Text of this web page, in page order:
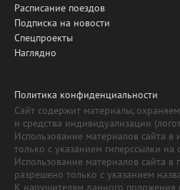
Расписание поездов
Подписка на новости
Спецпроекты
Наглядно
Политика конфиденциальности
Сайт содержит материалы,
и средства индивидуализации
Использование материалов сайта в
только с указанием гиперссылки на
Использование материалов сайта в
разрешено только с указанием
К нарушителям данного положения